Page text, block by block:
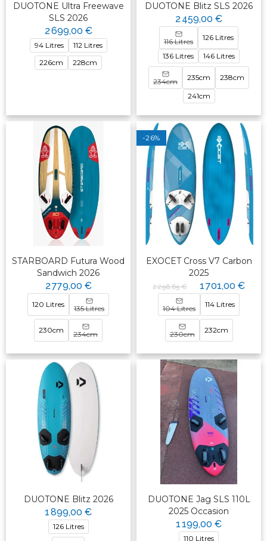
DUOTONE Ultra Freewave
SLS 2026
2 699,00 €
94 Litres
112 Litres
226cm
228cm
DUOTONE Blitz SLS 2026
2 459,00 €
116 Litres 126 Litres
136 Litres 146 Litres
234cm 235cm 238cm
241cm
STARBOARD Futura Wood
Sandwich 2026
2 779,00 €
120 Litres 135 Litres
230cm 234cm
-26%
EXOCET Cross V7 Carbon
2025
2 298,65 € 1 701,00 €
104 Litres 114 Litres
230cm 232cm
DUOTONE Blitz 2026
1 899,00 €
126 Litres
DUOTONE Jag SLS 110L
2025 Occasion
1 199,00 €
110 Litres